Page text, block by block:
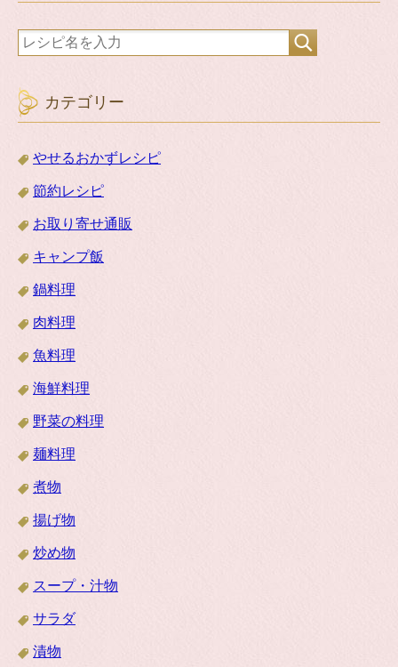
カテゴリー
やせるおかずレシピ
節約レシピ
お取り寄せ通販
キャンプ飯
鍋料理
肉料理
魚料理
海鮮料理
野菜の料理
麺料理
煮物
揚げ物
炒め物
スープ・汁物
サラダ
漬物